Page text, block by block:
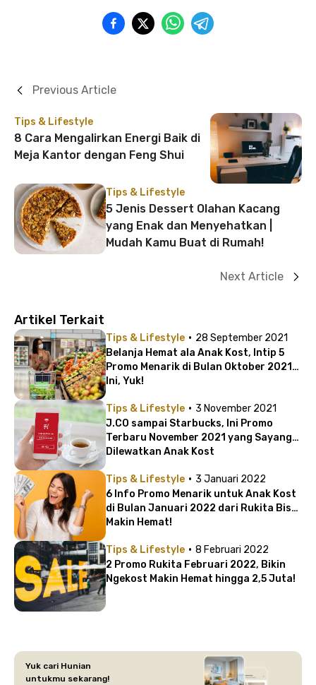
Tips & Lifestyle
8 Cara Mengalirkan Energi Baik di
Meja Kantor dengan Feng Shui
Previous Article
Tips & Lifestyle
5 Jenis Dessert Olahan Kacang
yang Enak dan Menyehatkan |
Mudah Kamu Buat di Rumah!
Next Article
Artikel Terkait
Tips & Lifestyle · 28 September 2021
Belanja Hemat ala Anak Kost, Intip 5
Promo Menarik di Bulan Oktober 2021
Ini, Yuk!
Tips & Lifestyle · 3 November 2021
J.CO sampai Starbucks, Ini Promo
Terbaru November 2021 yang Sayang
Dilewatkan Anak Kost
Tips & Lifestyle · 3 Januari 2022
6 Info Promo Menarik untuk Anak Kost
di Bulan Januari 2022 dari Rukita Bisa
Makin Hemat!
Tips & Lifestyle · 8 Februari 2022
2 Promo Rukita Februari 2022, Bikin
Ngekost Makin Hemat hingga 2,5 Juta!
Yuk cari Hunian
untukmu sekarang!